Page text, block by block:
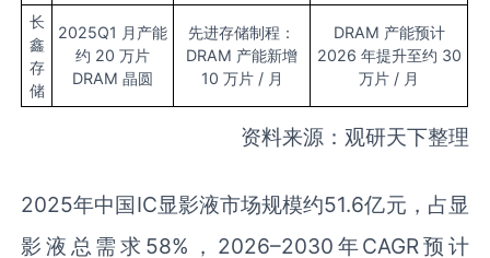
长
鑫
存
储
2025Q1 月产能
约 20 万片
DRAM 晶圆
先进存储制程：
DRAM 产能新增
10 万片 / 月
DRAM 产能预计
2026 年提升至约 30
万片 / 月
资料来源：观研天下整理
2025年中国IC显影液市场规模约51.6亿元，占显
影液总需求58%，2026–2030年CAGR预计